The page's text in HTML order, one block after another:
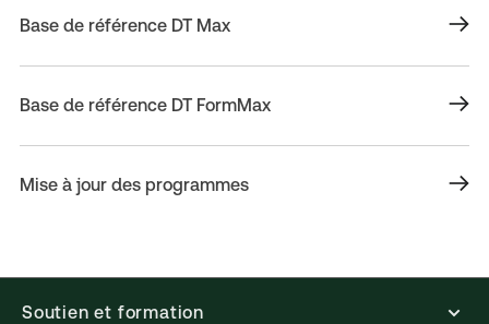
Base de référence DT Max
Base de référence DT FormMax
Mise à jour des programmes
Soutien et formation